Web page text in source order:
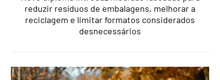
reduzir resíduos de embalagens, melhorar a
reciclagem e limitar formatos considerados
desnecessários